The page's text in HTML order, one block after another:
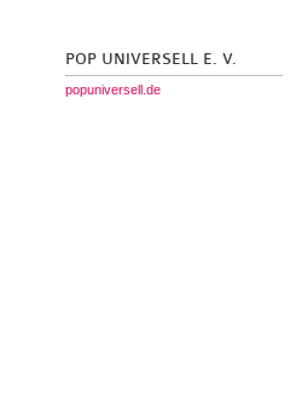
POP UNIVERSELL E. V.
popuniversell.de